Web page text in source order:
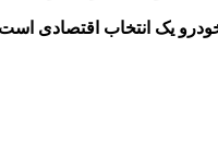
یک انتخاب اقتصادی